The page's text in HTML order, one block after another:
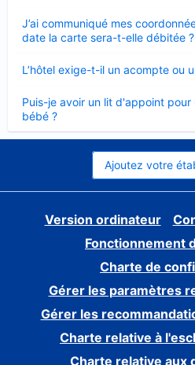
J’ai communiqué mes
date la carte sera-t-elle débitée ?
fermé
L’hôtel exige-t-il un acompte ou
fermé
Puis-je avoir un lit d'appoint
bébé ?
fermé
Ajoutez votre
Version ordinateur
Fonctionnement
Charte de
Gérer les paramètres
Gérer les
Charte relative à
Charte relative aux